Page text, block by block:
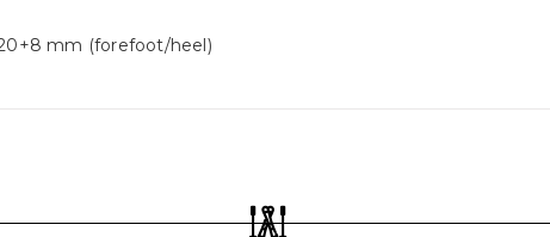
mm (forefoot/heel)